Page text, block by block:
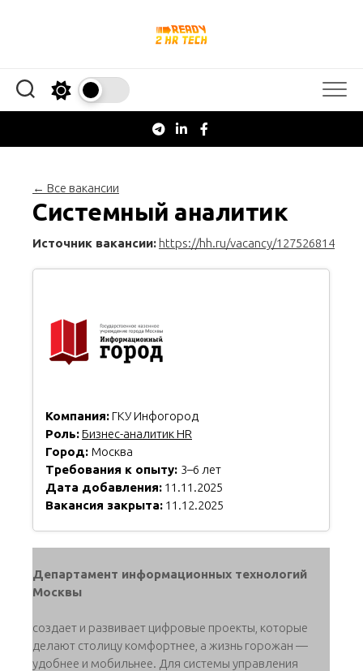
← Все вакансии
Системный аналитик
Источник вакансии: https://hh.ru/vacancy/127526814
Компания:ГКУ Инфогород
Роль:Бизнес-аналитик HR
Город: Москва
Требования к опыту: 3–6 лет
Дата добавления: 11.11.2025
Вакансия закрыта: 11.12.2025
Департамент информационных технологий
Москвы
создает и развивает цифровые проекты, которые
делают столицу комфортнее, а жизнь горожан —
удобнее и мобильнее. Для системы управления